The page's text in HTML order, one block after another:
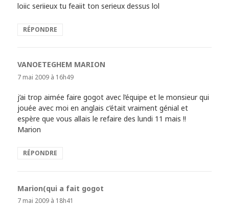
loiic seriieux tu feaiit ton serieux dessus lol
RÉPONDRE
VANOETEGHEM MARION
7 mai 2009 à 16h49
j’ai trop aimée faire gogot avec l’équipe et le monsieur qui
jouée avec moi en anglais c’était vraiment génial et
espère que vous allais le refaire des lundi 11 mais !!
Marion
RÉPONDRE
Marion(qui a fait gogot
7 mai 2009 à 18h41